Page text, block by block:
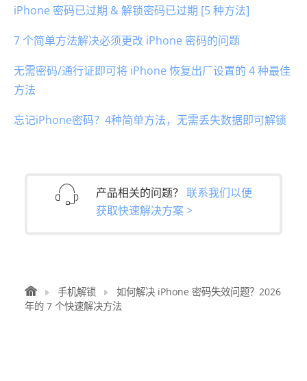
iPhone 密码已过期 & 解锁密码已过期 [5 种方法]
7 个简单方法解决必须更改 iPhone 密码的问题
无需密码/通行证即可将 iPhone 恢复出厂设置的 4 种最佳
方法
忘记iPhone密码？4种简单方法，无需丢失数据即可解锁
产品相关的问题？ 联系我们以便
获取快速解决方案 >
手机解锁
如何解决 iPhone 密码失效问题？2026
年的 7 个快速解决方法